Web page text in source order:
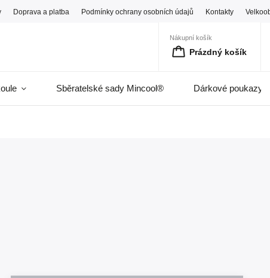
Doprava a platba Podmínky ochrany osobních údajů Kontakty
Nákupní košík
Prázdný košík
Sběratelské sady Mincool® Dárkové poukazy